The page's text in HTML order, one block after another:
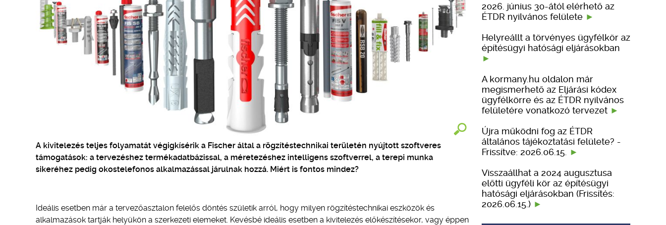
A kivitelezés teljes folyamatát végigkísérik a Fischer által a rögzítéstechnikai területén nyújtott szoftveres
támogatások: a tervezéshez termékadatbázissal, a méretezéshez intelligens szoftverrel, a terepi munka
sikeréhez pedig okostelefonos alkalmazással járulnak hozzá. Miért is fontos mindez?
Ideális esetben már a tervezőasztalon felelős döntés születik arról, hogy milyen rögzítéstechnikai eszközök és
alkalmazások tartják helyükön a szerkezeti elemeket. Kevésbé ideális esetben a kivitelezés előkészítésekor, vagy éppen
2026. június 30-ától elérhető az
ÉTDR nyilvános felülete
Helyreállt a törvényes ügyfélkör az
építésügyi hatósági eljárásokban
A kormany.hu oldalon már
megismerhető az Eljárási kódex
ügyfélkörre és az ÉTDR nyilvános
felületére vonatkozó tervezet
Újra működni fog az ÉTDR
általános tájékoztatási felülete? -
Frissítve: 2026.06.15.
Visszaállhat a 2024 augusztusa
előtti ügyféli kör az építésügyi
hatósági eljárásokban (Frissítés:
2026.06.15.)